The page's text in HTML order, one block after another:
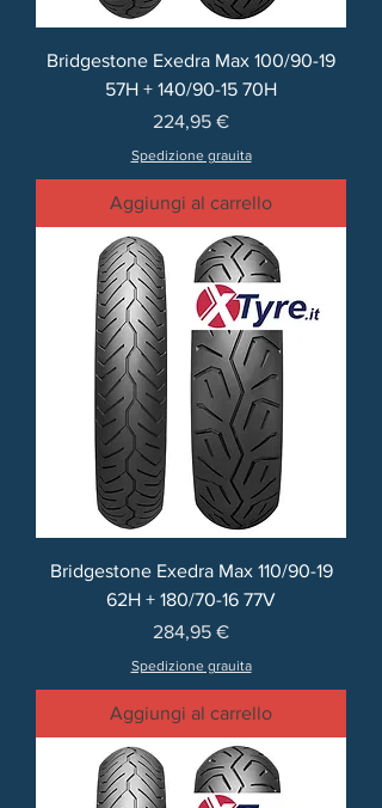
Bridgestone Exedra Max 100/90-19
57H + 140/90-15 70H
Prezzo
224,95 €
Spedizione grauita
Aggiungi al carrello
Bridgestone Exedra Max 110/90-19
62H + 180/70-16 77V
Prezzo
284,95 €
Spedizione grauita
Aggiungi al carrello